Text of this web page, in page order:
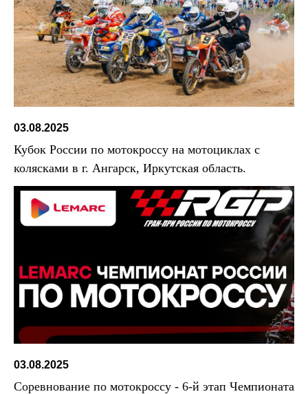
03.08.2025
Кубок России по мотокроссу на мотоциклах с
колясками в г. Ангарск, Иркутская область.
03.08.2025
Соревнование по мотокроссу - 6-й этап Чемпионата